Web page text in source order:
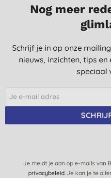
Nog meer
Schrijf je in op onze
nieuws, inzichten, tips
speciaal
Je meldt je aan op e-mails van
privacybeleid. Je kan je te